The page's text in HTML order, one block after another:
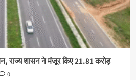
राज्य शासन ने मंजूर किए 21.81 करोड़
0